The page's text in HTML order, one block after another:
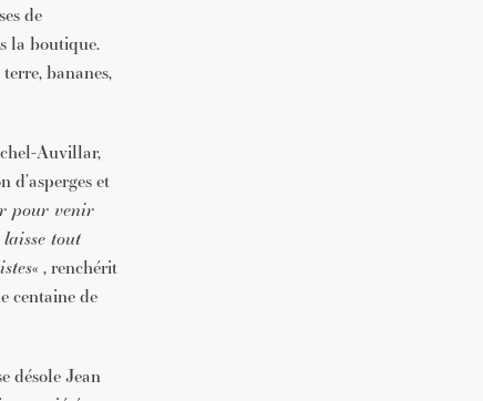
de
la boutique.
bananes,
Auvillar,
et
pour venir
tout
« , renchérit
centaine de
désole Jean